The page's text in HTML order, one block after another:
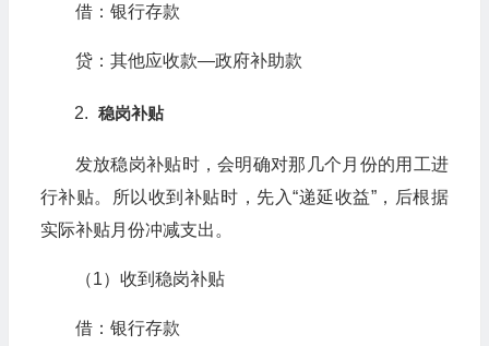
借：银行存款
贷：其他应收款—政府补助款
稳岗补贴
发放稳岗补贴时，会明确对那几个月份的用工进
行补贴。所以收到补贴时，先入“递延收益”，后根据
实际补贴月份冲减支出。
（1）收到稳岗补贴
借：银行存款